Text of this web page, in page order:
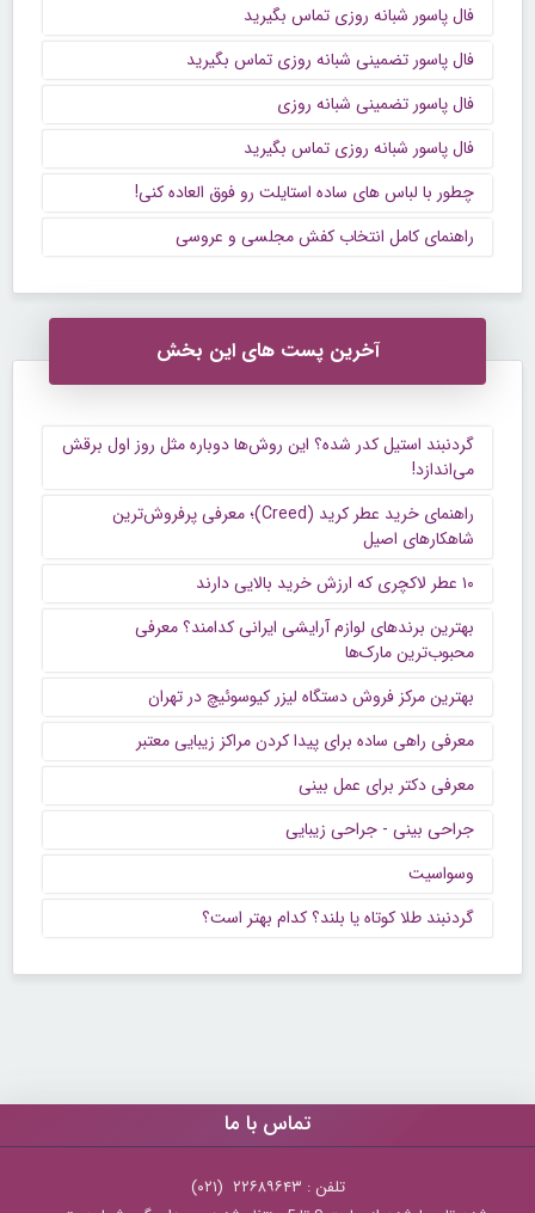
فال پاسور شبانه روزی تماس بگیرید
فال پاسور تضمینی شبانه روزی تماس بگیرید
فال پاسور تضمینی شبانه روزی
فال پاسور شبانه روزی تماس بگیرید
چطور با لباس های ساده استایلت رو فوق العاده کنی!
راهنمای کامل انتخاب کفش مجلسی و عروسی
آخرین پست های این بخش
گردنبند استیل کدر شده؟ این روش‌ها دوباره مثل روز اول برقش
می‌اندازد!
راهنمای خرید عطر کرید (Creed)؛ معرفی پرفروش‌ترین
شاهکارهای اصیل
۱۰ عطر لاکچری که ارزش خرید بالایی دارند
بهترین برندهای لوازم آرایشی ایرانی کدامند؟ معرفی
محبوب‌ترین مارک‌ها
بهترین مرکز فروش دستگاه لیزر کیوسوئیچ در تهران
معرفی راهی ساده برای پیدا کردن مراکز زیبایی معتبر
معرفی دکتر برای عمل بینی
جراحی بینی - جراحی زیبایی
وسواسیت
گردنبند طلا کوتاه یا بلند؟ کدام بهتر است؟
تماس با ما
تلفن : ۲۲۶۸۹۶۴۳ (۰۲۱)